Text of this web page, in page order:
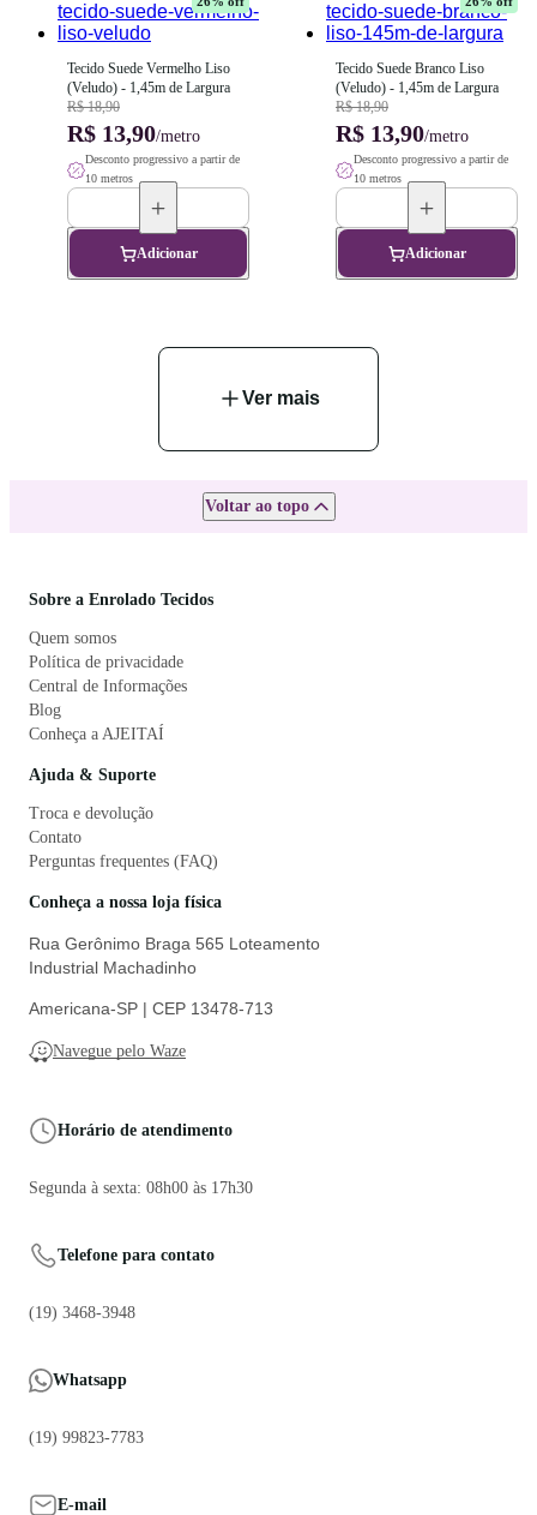
Tecido Suede Vermelho Liso
(Veludo) - 1,45m de Largura
R$ 18,90
R$ 13,90/metro
Desconto progressivo a partir de
10 metros
Adicionar
Tecido Suede Branco Liso
(Veludo) - 1,45m de Largura
R$ 18,90
R$ 13,90/metro
Desconto progressivo a partir de
10 metros
Adicionar
Ver mais
Voltar ao topo
Sobre a Enrolado Tecidos
Quem somos
Política de privacidade
Central de Informações
Blog
Conheça a AJEITAÍ
Ajuda & Suporte
Troca e devolução
Contato
Perguntas frequentes (FAQ)
Conheça a nossa loja física
Rua Gerônimo Braga 565 Loteamento
Industrial Machadinho
Americana-SP | CEP 13478-713
Navegue pelo Waze
Horário de atendimento
Segunda à sexta: 08h00 às 17h30
Telefone para contato
(19) 3468-3948
Whatsapp
(19) 99823-7783
E-mail